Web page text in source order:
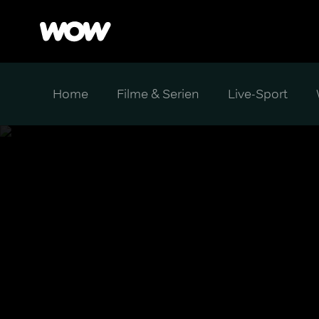
Home Filme & Serien Live-Sport